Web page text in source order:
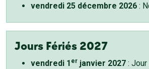
vendredi 25 décembre 2026 :
Jours Fériés 2027
vendredi 1 er janvier 2027 : Jour